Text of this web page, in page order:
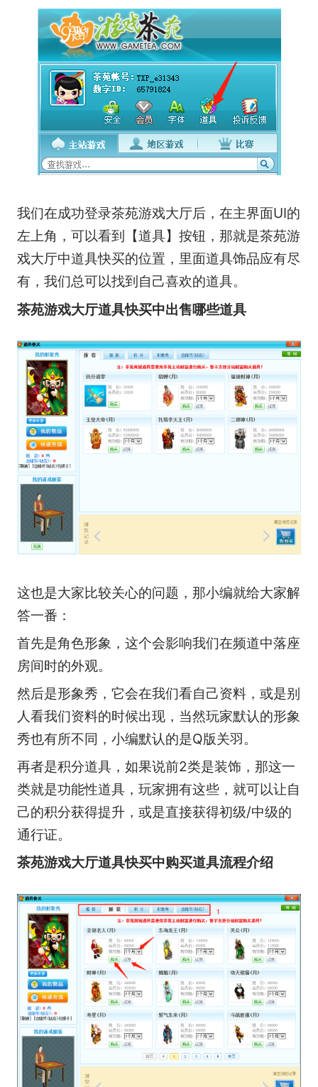
我们在成功登录茶苑游戏大厅后，在主界面UI的
左上角，可以看到【道具】按钮，那就是茶苑游
戏大厅中道具快买的位置，里面道具饰品应有尽
有，我们总可以找到自己喜欢的道具。
茶苑游戏大厅道具快买中出售哪些道具
这也是大家比较关心的问题，那小编就给大家解
答一番：
首先是角色形象，这个会影响我们在频道中落座
房间时的外观。
然后是形象秀，它会在我们看自己资料，或是别
人看我们资料的时候出现，当然玩家默认的形象
秀也有所不同，小编默认的是Q版关羽。
再者是积分道具，如果说前2类是装饰，那这一
类就是功能性道具，玩家拥有这些，就可以让自
己的积分获得提升，或是直接获得初级/中级的
通行证。
茶苑游戏大厅道具快买中购买道具流程介绍